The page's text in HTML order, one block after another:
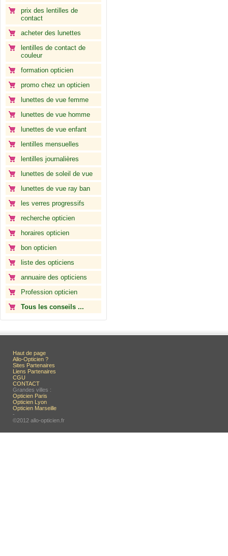
prix des lentilles de
contact
acheter des lunettes
lentilles de contact de
couleur
formation opticien
promo chez un opticien
lunettes de vue femme
lunettes de vue homme
lunettes de vue enfant
lentilles mensuelles
lentilles journalières
lunettes de soleil de vue
lunettes de vue ray ban
les verres progressifs
recherche opticien
horaires opticien
bon opticien
liste des opticiens
annuaire des opticiens
Profession opticien
Tous les conseils ...
Haut de page
Allo-Opticien ?
Sites Partenaires
Liens Partenaires
CGU
CONTACT
Grandes villes :
Opticien Paris
Opticien Lyon
Opticien Marseille
-
©2012 allo-opticien.fr